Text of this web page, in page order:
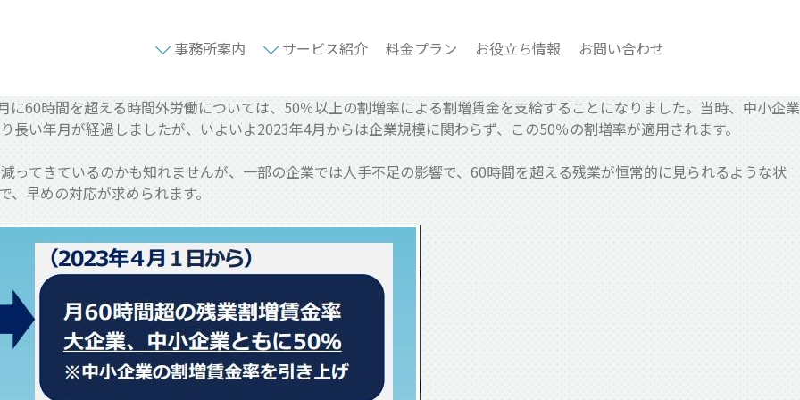
事務所案内 サービス紹介 料金プラン お役立ち情報 お問い合わせ
60時間を超える時間外労働については、50％以上の割増率による割増賃金を支給することになりました。当時、中小企業
い年月が経過しましたが、いよいよ2023年4月からは企業規模に関わらず、この50％の割増率が適用されます。
ってきているのかも知れませんが、一部の企業では人手不足の影響で、60時間を超える残業が恒常的に見られるような状
早めの対応が求められます。